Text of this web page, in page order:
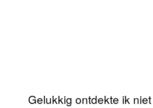
Gelukkig ontdekte ik